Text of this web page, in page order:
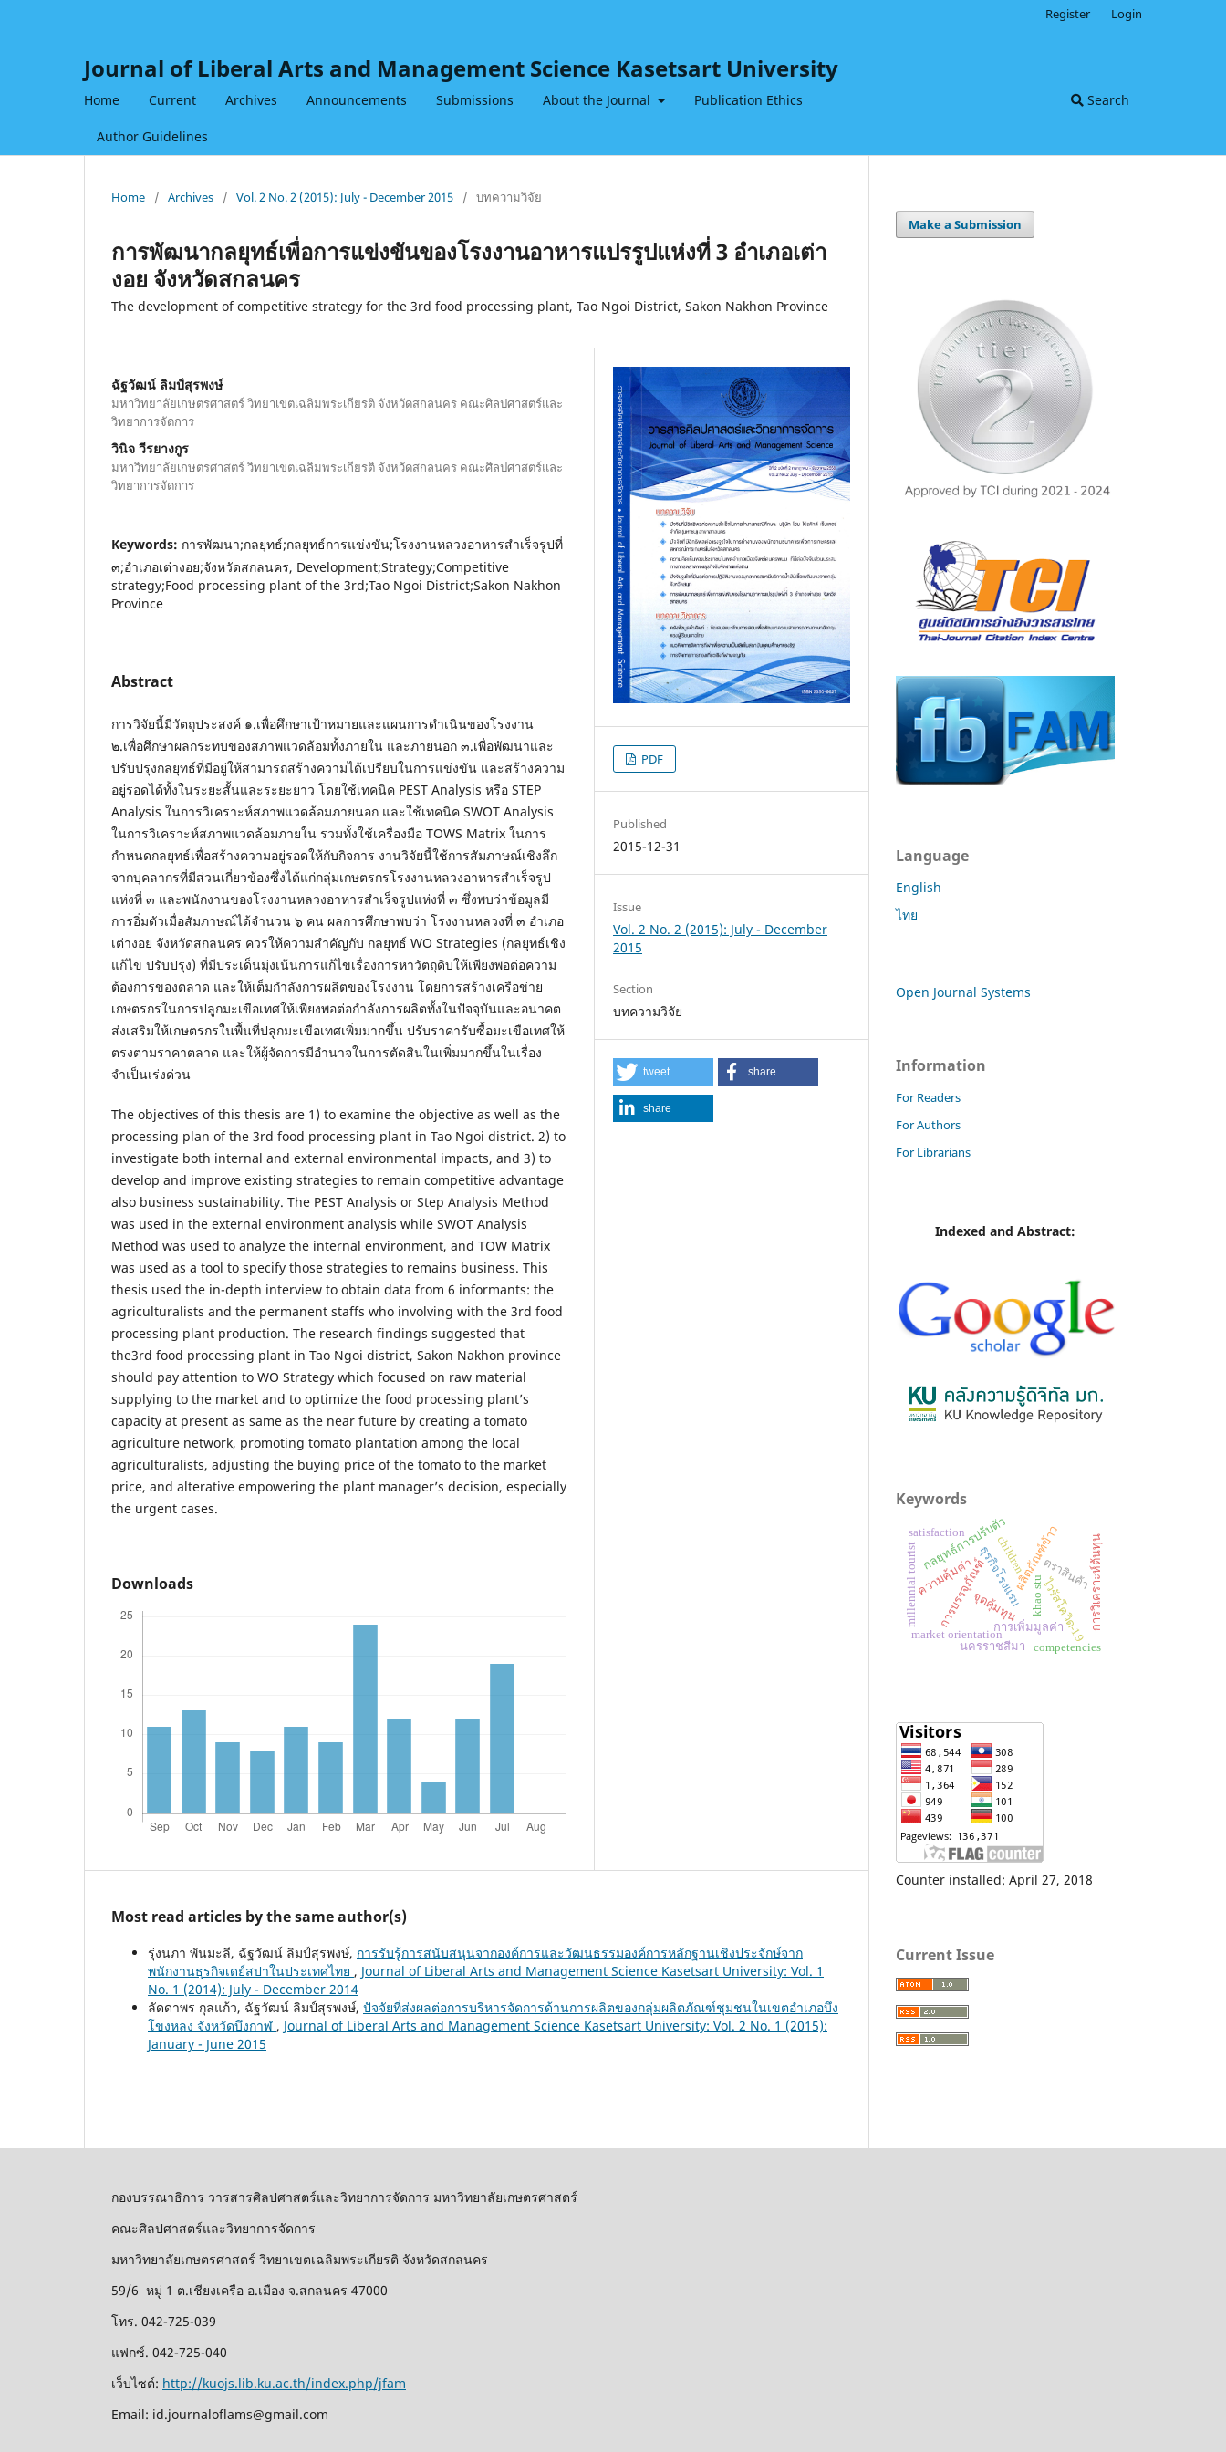
Journal of Liberal Arts and Management Science Kasetsart University
Home Current Archives Announcements Submissions About the Journal Publication Ethics
Author Guidelines
Search
Register Login
Home / Archives / Vol. 2 No. 2 (2015): July - December 2015 / บทความวิจัย
การพัฒนากลยุทธ์เพื่อการแข่งขันของโรงงานอาหารแปรรูปแห่งที่ 3 อำเภอเต่า
งอย จังหวัดสกลนคร
The development of competitive strategy for the 3rd food processing plant, Tao Ngoi District, Sakon Nakhon Province
ฉัฐวัฒน์ ลิมป์สุรพงษ์
มหาวิทยาลัยเกษตรศาสตร์ วิทยาเขตเฉลิมพระเกียรติ จังหวัดสกลนคร คณะศิลปศาสตร์และ
วิทยาการจัดการ
วินิจ วีรยางกูร
มหาวิทยาลัยเกษตรศาสตร์ วิทยาเขตเฉลิมพระเกียรติ จังหวัดสกลนคร คณะศิลปศาสตร์และ
วิทยาการจัดการ
Keywords: การพัฒนา;กลยุทธ์;กลยุทธ์การแข่งขัน;โรงงานหลวงอาหารสำเร็จรูปที่
๓;อำเภอเต่างอย;จังหวัดสกลนคร, Development;Strategy;Competitive
strategy;Food processing plant of the 3rd;Tao Ngoi District;Sakon Nakhon
Province
Abstract
การวิจัยนี้มีวัตถุประสงค์ ๑.เพื่อศึกษาเป้าหมายและแผนการดำเนินของโรงงาน
๒.เพื่อศึกษาผลกระทบของสภาพแวดล้อมทั้งภายใน และภายนอก ๓.เพื่อพัฒนาและ
ปรับปรุงกลยุทธ์ที่มีอยู่ให้สามารถสร้างความได้เปรียบในการแข่งขัน และสร้างความ
อยู่รอดได้ทั้งในระยะสั้นและระยะยาว โดยใช้เทคนิค PEST Analysis หรือ STEP
Analysis ในการวิเคราะห์สภาพแวดล้อมภายนอก และใช้เทคนิค SWOT Analysis
ในการวิเคราะห์สภาพแวดล้อมภายใน รวมทั้งใช้เครื่องมือ TOWS Matrix ในการ
กำหนดกลยุทธ์เพื่อสร้างความอยู่รอดให้กับกิจการ งานวิจัยนี้ใช้การสัมภาษณ์เชิงลึก
จากบุคลากรที่มีส่วนเกี่ยวข้องซึ่งได้แก่กลุ่มเกษตรกรโรงงานหลวงอาหารสำเร็จรูป
แห่งที่ ๓ และพนักงานของโรงงานหลวงอาหารสำเร็จรูปแห่งที่ ๓ ซึ่งพบว่าข้อมูลมี
การอิ่มตัวเมื่อสัมภาษณ์ได้จำนวน ๖ คน ผลการศึกษาพบว่า โรงงานหลวงที่ ๓ อำเภอ
เต่างอย จังหวัดสกลนคร ควรให้ความสำคัญกับ กลยุทธ์ WO Strategies (กลยุทธ์เชิง
แก้ไข ปรับปรุง) ที่มีประเด็นมุ่งเน้นการแก้ไขเรื่องการหาวัตถุดิบให้เพียงพอต่อความ
ต้องการของตลาด และให้เต็มกำลังการผลิตของโรงงาน โดยการสร้างเครือข่าย
เกษตรกรในการปลูกมะเขือเทศให้เพียงพอต่อกำลังการผลิตทั้งในปัจจุบันและอนาคต
ส่งเสริมให้เกษตรกรในพื้นที่ปลูกมะเขือเทศเพิ่มมากขึ้น ปรับราคารับซื้อมะเขือเทศให้
ตรงตามราคาตลาด และให้ผู้จัดการมีอำนาจในการตัดสินในเพิ่มมากขึ้นในเรื่อง
จำเป็นเร่งด่วน
The objectives of this thesis are 1) to examine the objective as well as the
processing plan of the 3rd food processing plant in Tao Ngoi district. 2) to
investigate both internal and external environmental impacts, and 3) to
develop and improve existing strategies to remain competitive advantage
also business sustainability. The PEST Analysis or Step Analysis Method
was used in the external environment analysis while SWOT Analysis
Method was used to analyze the internal environment, and TOW Matrix
was used as a tool to specify those strategies to remains business. This
thesis used the in-depth interview to obtain data from 6 informants: the
agriculturalists and the permanent staffs who involving with the 3rd food
processing plant production. The research findings suggested that
the3rd food processing plant in Tao Ngoi district, Sakon Nakhon province
should pay attention to WO Strategy which focused on raw material
supplying to the market and to optimize the food processing plant’s
capacity at present as same as the near future by creating a tomato
agriculture network, promoting tomato plantation among the local
agriculturalists, adjusting the buying price of the tomato to the market
price, and alterative empowering the plant manager’s decision, especially
the urgent cases.
Downloads
PDF
Published
2015-12-31
Issue
Vol. 2 No. 2 (2015): July - December
2015
Section
บทความวิจัย
tweet share
share
Most read articles by the same author(s)
รุ่งนภา พันมะลี, ฉัฐวัฒน์ ลิมป์สุรพงษ์, การรับรู้การสนับสนุนจากองค์การและวัฒนธรรมองค์การหลักฐานเชิงประจักษ์จาก
พนักงานธุรกิจเดย์สปาในประเทศไทย , Journal of Liberal Arts and Management Science Kasetsart University: Vol. 1
No. 1 (2014): July - December 2014
ลัดดาพร กุลแก้ว, ฉัฐวัฒน์ ลิมป์สุรพงษ์, ปัจจัยที่ส่งผลต่อการบริหารจัดการด้านการผลิตของกลุ่มผลิตภัณฑ์ชุมชนในเขตอำเภอบึง
โขงหลง จังหวัดบึงกาฬ , Journal of Liberal Arts and Management Science Kasetsart University: Vol. 2 No. 1 (2015):
January - June 2015
Make a Submission
Language
English
ไทย
Open Journal Systems
Information
For Readers
For Authors
For Librarians
Indexed and Abstract:
Keywords
ไวรัสโควิด-19
ผลิตภัณฑ์ข้าว
การเพิ่มมูลค่า
การบรรจุภัณฑ์ ตราสินค้า
ธุรกิจโรงแรม
กลยุทธ์การปรับตัว
จุดคุ้มทุน
ความคุ้มค่า การวิเคราะห์ต้นทุน
market orientation
นครราชสีมา
satisfaction
millennial tourist
competencies
children
khao stu
Counter installed: April 27, 2018
Current Issue
กองบรรณาธิการ วารสารศิลปศาสตร์และวิทยาการจัดการ มหาวิทยาลัยเกษตรศาสตร์
คณะศิลปศาสตร์และวิทยาการจัดการ
มหาวิทยาลัยเกษตรศาสตร์ วิทยาเขตเฉลิมพระเกียรติ จังหวัดสกลนคร
59/6 หมู่ 1 ต.เชียงเครือ อ.เมือง จ.สกลนคร 47000
โทร. 042-725-039
แฟกซ์. 042-725-040
เว็บไซต์: http://kuojs.lib.ku.ac.th/index.php/jfam
Email: id.journaloflams@gmail.com